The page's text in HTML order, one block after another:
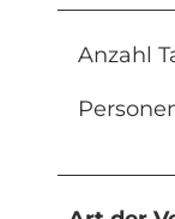
Anzahl